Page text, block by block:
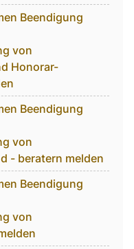
Beendigung
von
Honorar-
Beendigung
von
- beratern melden
Beendigung
von